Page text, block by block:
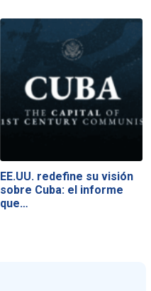
EE.UU. redefine su visión
sobre Cuba: el informe
que…